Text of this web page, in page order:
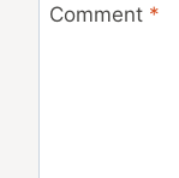
Comment *